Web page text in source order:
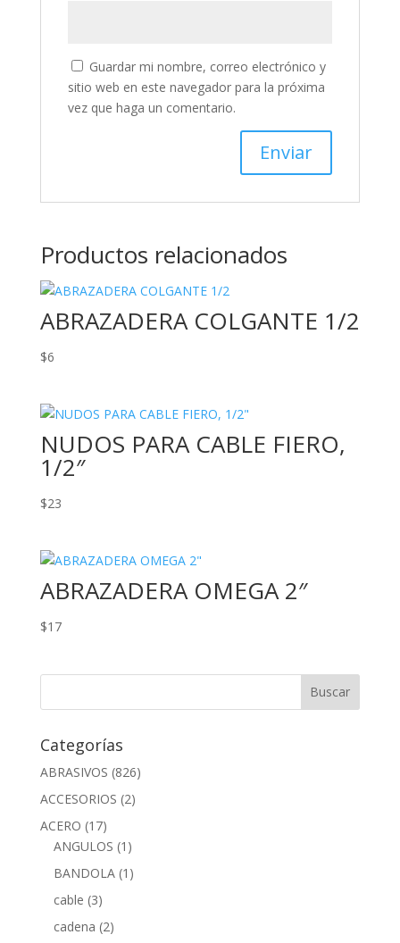
Guardar mi nombre, correo electrónico y
sitio web en este navegador para la próxima
vez que haga un comentario.
Productos relacionados
ABRAZADERA COLGANTE 1/2
$6
NUDOS PARA CABLE FIERO,
1/2″
$23
ABRAZADERA OMEGA 2″
$17
Categorías
ABRASIVOS (826)
ACCESORIOS (2)
ACERO (17)
ANGULOS (1)
BANDOLA (1)
cable (3)
cadena (2)